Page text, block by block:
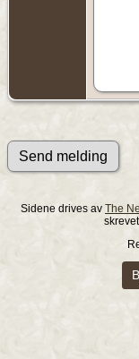
Sidene drives av The